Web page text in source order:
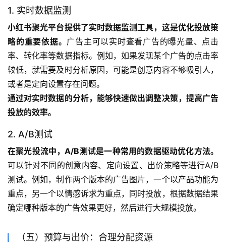
1. 实时数据监测
小红书聚光平台提供了实时数据监测工具，这是优化投放策
略的重要依据。 广告主可以实时查看广告的曝光量、点击
率、转化率等数据指标。例如，如果发现某个广告的点击率
较低，就需要及时分析原因，可能是创意内容不够吸引人，
或者是定向设置存在问题。
通过对实时数据的分析，能够快速做出调整决策，提高广告
投放的效率。
2. A/B测试
在聚光投流中，A/B测试是一种常用的数据驱动优化方法。
可以针对不同的创意内容、定向设置、出价策略等进行A/B
测试。例如，制作两个版本的广告图片，一个以产品功能为
重点，另一个以情感诉求为重点，同时投放，根据数据结果
确定哪种版本的广告效果更好，然后进行大规模投放。
（五）预算与出价：合理分配资源